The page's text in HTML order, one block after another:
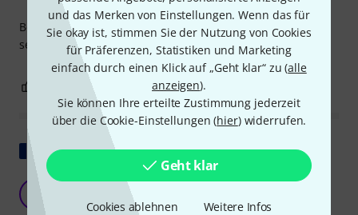
und das Merken von Einstellungen. Wenn das für
Sie okay ist, stimmen Sie der Nutzung von Cookies
für Präferenzen, Statistiken und Marketing
einfach durch einen Klick auf „Geht klar“ zu (alle
anzeigen).
Sie können Ihre erteilte Zustimmung jederzeit
über die Cookie-Einstellungen (hier) widerrufen.
Geht klar
Cookies ablehnen Weitere Infos
Benutze sie für Entspannung in einem Pflegestift. Kommt
sehr gut an.
0 BEWERTUNG MELDEN
Original zeigen
Sanftmut, Rhythmus und Poesie
Birgit30 08.07.2026